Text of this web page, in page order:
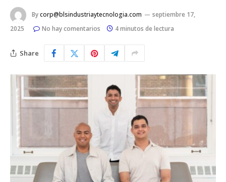
Bycorp@blsindustriaytecnologia.com
septiembre 17,
2025
No hay comentarios 4 minutos de lectura
Share